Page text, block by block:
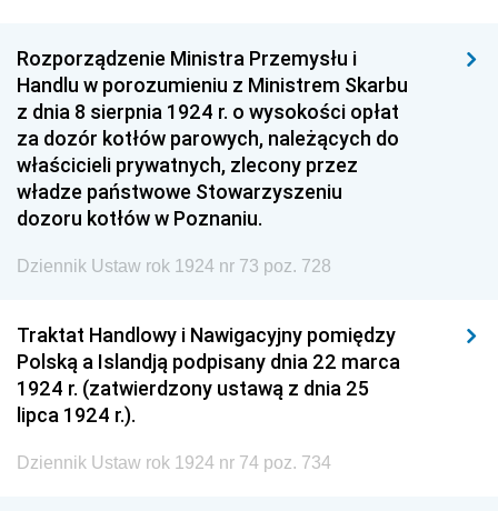
Rozporządzenie Ministra Przemysłu i
Handlu w porozumieniu z Ministrem Skarbu
z dnia 8 sierpnia 1924 r. o wysokości opłat
za dozór kotłów parowych, należących do
właścicieli prywatnych, zlecony przez
władze państwowe Stowarzyszeniu
dozoru kotłów w Poznaniu.
Dziennik Ustaw rok 1924 nr 73 poz. 728
Traktat Handlowy i Nawigacyjny pomiędzy
Polską a Islandją podpisany dnia 22 marca
1924 r. (zatwierdzony ustawą z dnia 25
lipca 1924 r.).
Dziennik Ustaw rok 1924 nr 74 poz. 734